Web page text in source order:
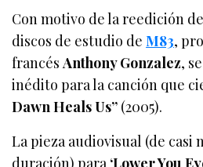
Con motivo de la reedición
discos de estudio deM83,
francésAnthony Gonzalez,
inédito para la canción que
Dawn Heals Us” (2005).
La pieza audiovisual (de casi
duración) para ‘Lower You